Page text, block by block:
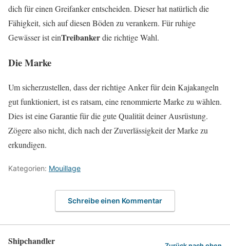
dich für einen Greifanker entscheiden. Dieser hat natürlich die
Fähigkeit, sich auf diesen Böden zu verankern. Für ruhige
Gewässer ist einTreibankerdie richtige Wahl.
Die Marke
Um sicherzustellen, dass der richtige Anker für dein Kajakangeln
gut funktioniert, ist es ratsam, eine renommierte Marke zu wählen.
Dies ist eine Garantie für die gute Qualität deiner Ausrüstung.
Zögere also nicht, dich nach der Zuverlässigkeit der Marke zu
erkundigen.
Kategorien: Mouillage
Schreibe einen Kommentar
Shipchandler